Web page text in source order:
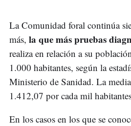
La Comunidad foral continúa
más, la que más pruebas
realiza en relación a su
1.000 habitantes, según la
Ministerio de Sanidad. La
1.412,07 por cada mil
En los casos en los que se